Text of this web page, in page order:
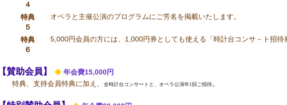
４
特典
５
オペラと主催公演のプログラムにご芳名を掲載いたします。
特典
６
5,000円会員の方には、1,000円券としても使える「時計台コンサ－ト招待
【賛助会員】 ◆ 年会費15,000円
特典、支持会員特典に加え、
全時計台コンサートと、オペラ公演年1回ご招待。